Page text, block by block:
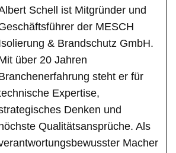
Schell ist Mitgründer und
der MESCH
& Brandschutz GmbH.
über 20 Jahren
steht er für
Expertise,
Denken und
höchste Qualitätsansprüche. Als
Macher